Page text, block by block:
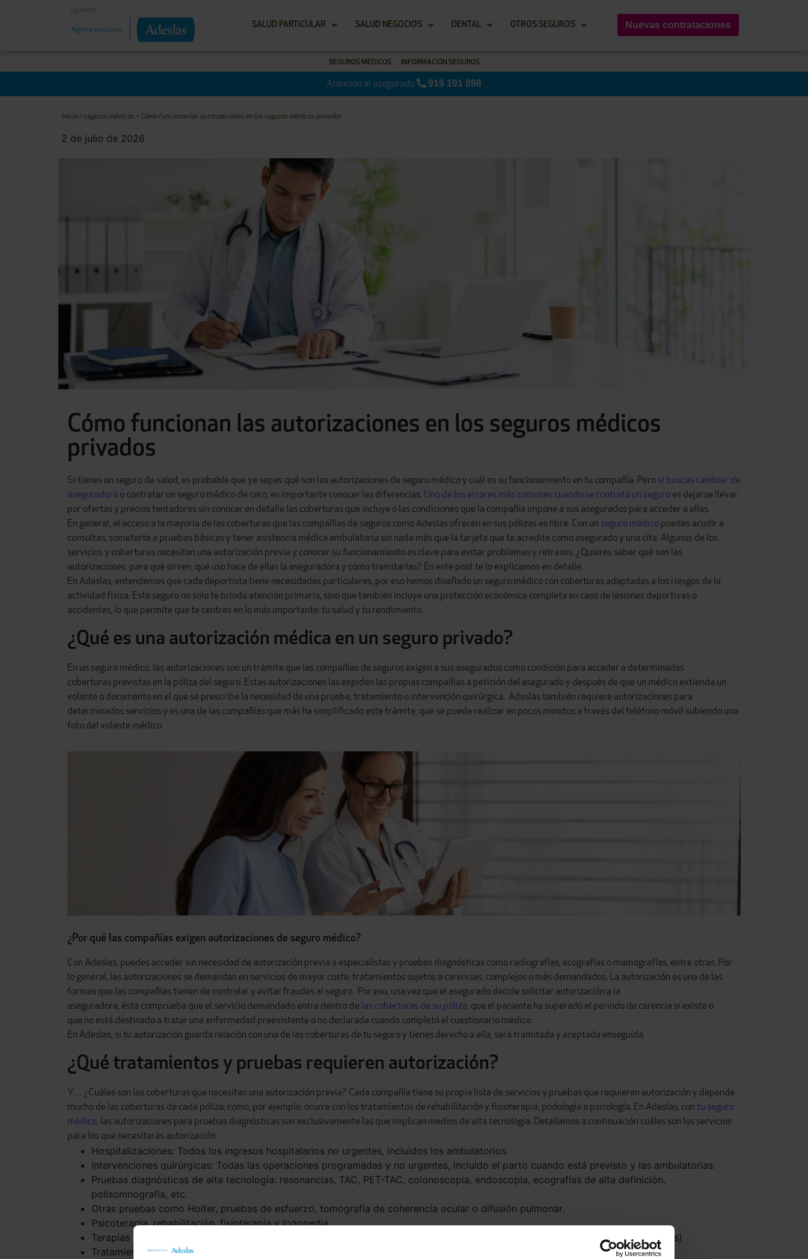
SALUD PARTICULAR SALUD NEGOCIOS DENTAL OTROS SEGUROS Nuevas contrataciones
SEGUROS MÉDICOS INFORMACIÓN SEGUROS
Atención al asegurado 919 191 898
Inicio> seguros médicos > Cómo funcionan las autorizaciones en los seguros médicos privados
2 de julio de 2026
Cómo funcionan las autorizaciones en los seguros médicos
privados
Si tienes un seguro de salud, es probable que ya sepas qué son las autorizaciones de seguro médico y cuál es su funcionamiento en tu compañía. Pero si buscas cambiar de
aseguradora o contratar un seguro médico de cero, es importante conocer las diferencias. Uno de los errores más comunes cuando se contrata un seguro es dejarse llevar
por ofertas y precios tentadores sin conocer en detalle las coberturas que incluye o las condiciones que la compañía impone a sus asegurados para acceder a ellas.
En general, el acceso a la mayoría de las coberturas que las compañías de seguros como Adeslas ofrecen en sus pólizas es libre. Con un seguro médico puedes acudir a
consultas, someterte a pruebas básicas y tener asistencia médica ambulatoria sin nada más que la tarjeta que te acredite como asegurado y una cita. Algunos de los
servicios y coberturas necesitan una autorización previa y conocer su funcionamiento es clave para evitar problemas y retrasos. ¿Quieres saber qué son las
autorizaciones, para qué sirven, qué uso hace de ellas la aseguradora y cómo tramitarlas? En este post te lo explicamos en detalle.
En Adeslas, entendemos que cada deportista tiene necesidades particulares, por eso hemos diseñado un seguro médico con coberturas adaptadas a los riesgos de la
actividad física. Este seguro no solo te brinda atención primaria, sino que también incluye una protección económica completa en caso de lesiones deportivas o
accidentes, lo que permite que te centres en lo más importante: tu salud y tu rendimiento.
¿Qué es una autorización médica en un seguro privado?
En un seguro médico, las autorizaciones son un trámite que las compañías de seguros exigen a sus asegurados como condición para acceder a determinadas
coberturas previstas en la póliza del seguro. Estas autorizaciones las expiden las propias compañías a petición del aseguradoy después de que un médico extienda un
volante o documento en el que se prescribe la necesidad de una prueba, tratamiento o intervención quirúrgica. Adeslas también requiere autorizaciones para
determinados servicios y es una de las compañías que más ha simplificado este trámite, que se puede realizar en pocos minutos a través del teléfono móvil subiendo una
foto del volante médico.
¿Por qué las compañías exigen autorizaciones de seguro médico?
Con Adeslas, puedes acceder sin necesidad de autorización previa a especialistas y pruebas diagnósticas como radiografías, ecografías o mamografías, entre otras. Por
lo general, las autorizaciones se demandan en servicios de mayor coste, tratamientos sujetos a carencias, complejos o más demandados. La autorización es una de las
formas que las compañías tienen de controlar y evitar fraudes al seguro. Por eso, una vez que el asegurado decide solicitar autorización a la
aseguradora, ésta comprueba que el servicio demandado entra dentro de las coberturas de su póliza, que el paciente ha superado el periodo de carencia si existe o
que no está destinado a tratar una enfermedad preexistente o no declarada cuando completó el cuestionario médico.
En Adeslas, si tu autorización guarda relación con una de las coberturas de tu seguro y tienes derecho a ella, será tramitada y aceptada enseguida.
¿Qué tratamientos y pruebas requieren autorización?
Y… ¿Cuáles son las coberturas que necesitan una autorización previa? Cada compañía tiene su propia lista de servicios y pruebas que requieren autorización y depende
mucho de las coberturas de cada póliza; como, por ejemplo, ocurre con los tratamientos de rehabilitación y fisioterapia, podología o psicología. En Adeslas, con tu seguro
médico, las autorizaciones para pruebas diagnósticas son exclusivamente las que implican medios de alta tecnología. Detallamos a continuación cuáles son los servicios
para los que necesitarás autorización:
Hospitalizaciones: Todos los ingresos hospitalarios no urgentes, incluidos los ambulatorios.
Intervenciones quirúrgicas: Todas las operaciones programadas y no urgentes, incluido el parto cuando está previsto y las ambulatorias.
Pruebas diagnósticas de alta tecnología: resonancias, TAC, PET-TAC, colonoscopia, endoscopia, ecografías de alta definición,
polisomnografía, etc.
Otras pruebas como Holter, pruebas de esfuerzo, tomografía de coherencia ocular o difusión pulmonar.
Psicoterapia, rehabilitación, fisioterapia y logopedia.
Terapias respiratorias como aerosoles, oxígeno y CPAP (Presión Positiva Continua en la Vía Respiratoria, por sus siglas en inglés)
Tratamientos oncológicos como quimioterapia, radioterapia, inmunoterapia, etc.